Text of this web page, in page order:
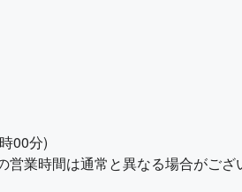
00分)
営業時間は通常と異なる場合がござ